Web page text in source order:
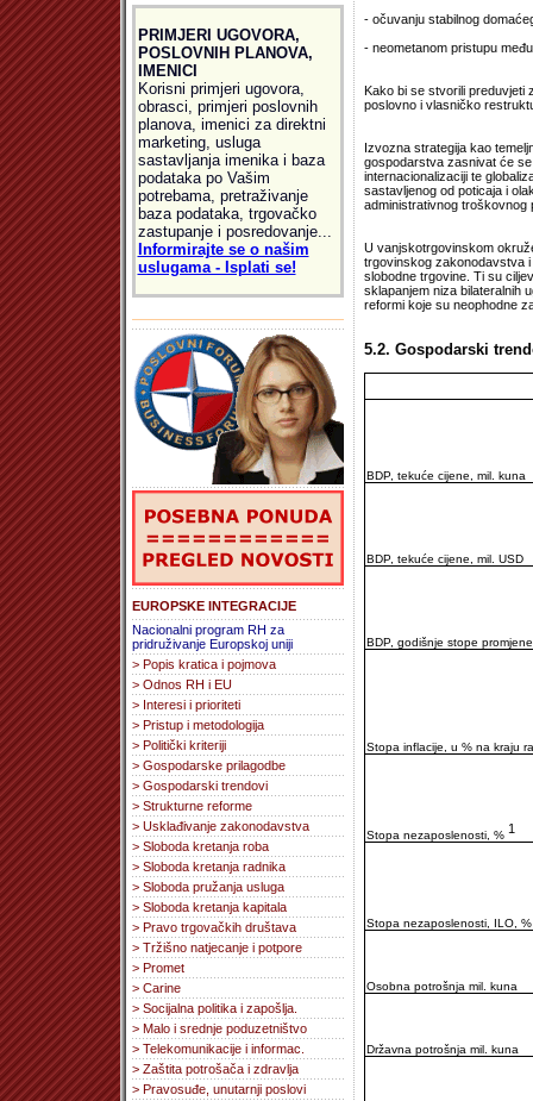
PRIMJERI UGOVORA,
POSLOVNIH PLANOVA,
IMENICI
Korisni primjeri ugovora,
obrasci, primjeri poslovnih
planova, imenici za direktni
marketing, usluga
sastavljanja imenika i baza
podataka po Vašim
potrebama, pretraživanje
baza podataka, trgovačko
zastupanje i posredovanje...
Informirajte se o našim
uslugama - Isplati se!
EUROPSKE INTEGRACIJE
Nacionalni program RH za
pridruživanje Europskoj uniji
> Popis kratica i pojmova
> Odnos RH i EU
> Interesi i prioriteti
> Pristup i metodologija
> Politički kriteriji
> Gospodarske prilagodbe
> Gospodarski trendovi
> Strukturne reforme
> Usklađivanje zakonodavstva
> Sloboda kretanja roba
> Sloboda kretanja radnika
> Sloboda pružanja usluga
> Sloboda kretanja kapitala
> Pravo trgovačkih društava
> Tržišno natjecanje i potpore
> Promet
> Carine
> Socijalna politika i zapošlja.
> Malo i srednje poduzetništvo
> Telekomunikacije i informac.
> Zaštita potrošača i zdravlja
> Pravosuđe, unutarnji poslovi
- očuvanju stabilnog
- neometanom pristupu
Kako bi se stvorili preduvjeti
poslovno i vlasničko
Izvozna strategija kao
gospodarstva zasnivat će
internacionalizaciji te
sastavljenog od poticaja i
administrativnog troškovnog
U vanjskotrgovinskom
trgovinskog zakonodavstva
slobodne trgovine. Ti su
sklapanjem niza bilateralnih
reformi koje su neophodne
5.2. Gospodarski
BDP, tekuće cijene, mil. kuna
BDP, tekuće cijene, mil. USD
BDP, godišnje stope promjene
Stopa inflacije, u % na kraju
Stopa nezaposlenosti, % 1
Stopa nezaposlenosti, ILO,
Osobna potrošnja mil. kuna
Državna potrošnja mil. kuna